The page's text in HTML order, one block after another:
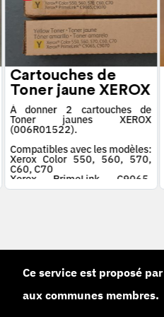
Cartouches de
Toner jaune XEROX
À donner 2 cartouches de
Toner jaunes XEROX
(006R01522).
Compatibles avec les modèles:
Xerox Color 550, 560, 570,
C60, C70
Xerox PrimeLink C9065,
C9070
Ce service est proposé par
aux communes membres.